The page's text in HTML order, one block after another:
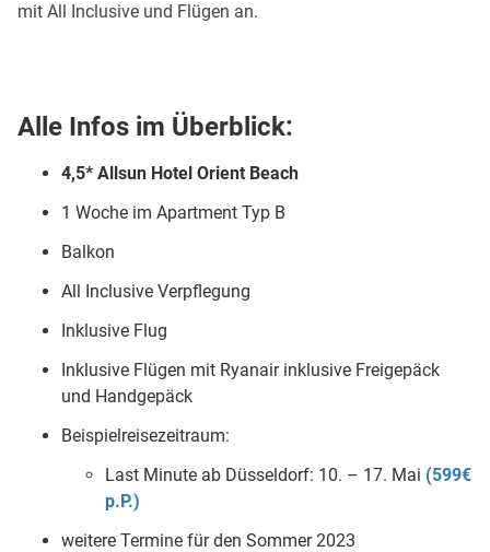
mit All Inclusive und Flügen an.
Alle Infos im Überblick:
4,5* Allsun Hotel Orient Beach
1 Woche im Apartment Typ B
Balkon
All Inclusive Verpflegung
Inklusive Flug
Inklusive Flügen mit Ryanair inklusive Freigepäck
und Handgepäck
Beispielreisezeitraum:
Last Minute ab Düsseldorf: 10. – 17. Mai (599€
p.P.)
weitere Termine für den Sommer 2023